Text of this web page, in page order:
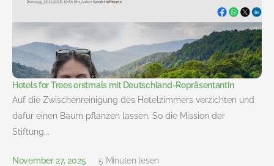
Hotels for Trees erstmals mit Deutschland-Repräsentantin
Auf die Zwischenreinigung des Hotelzimmers verzichten und
dafür einen Baum pflanzen lassen. So die Mission der
Stiftung...
November 27, 2025 5 Minuten lesen